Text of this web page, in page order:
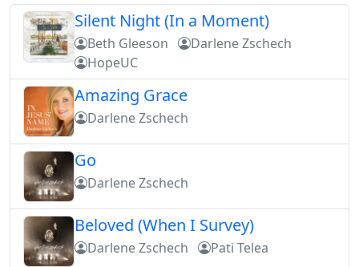
Silent Night (In a Moment)
Beth Gleeson
Darlene Zschech
HopeUC
Amazing Grace
Darlene Zschech
Go
Darlene Zschech
Beloved (When I Survey)
Darlene Zschech Pati Telea